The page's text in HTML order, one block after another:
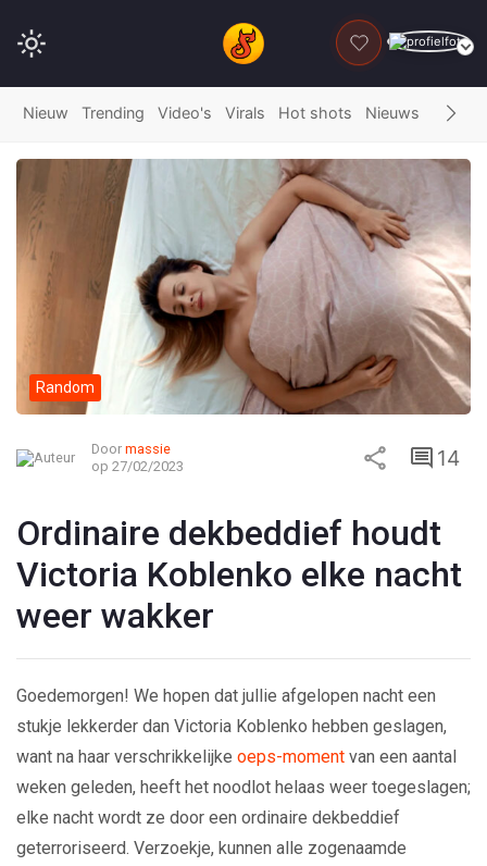
DONEER
Nieuw Trending Video's Virals Hot shots Nieuws Fails
Random
Door massie
op 27/02/2023
14
Ordinaire dekbeddief houdt
Victoria Koblenko elke nacht
weer wakker
Goedemorgen! We hopen dat jullie afgelopen nacht een
stukje lekkerder dan Victoria Koblenko hebben geslagen,
want na haar verschrikkelijke oeps-moment van een aantal
weken geleden, heeft het noodlot helaas weer toegeslagen;
elke nacht wordt ze door een ordinaire dekbeddief
geterroriseerd. Verzoekje, kunnen alle zogenaamde